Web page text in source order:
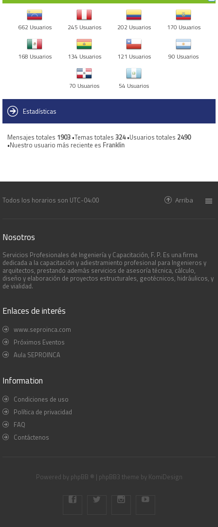
662 Usuarios 245 Usuarios 202 Usuarios 170 Usuarios
168 Usuarios 134 Usuarios 121 Usuarios 90 Usuarios
70 Usuarios 54 Usuarios
Estadísticas
Mensajes totales 1903 •Temas totales 324•Usuarios totales 2490
•Nuestro usuario más reciente es Franklin
Todos los horarios son UTC-04:00 Arriba
Nosotros
Servicios Profesionales de Ingeniería y Capacitación, F. P. Es una firma
dedicada a la capacitación y adiestramiento profesional para Ingenieros y
arquitectos, prestando además servicios de asesoría técnica, cálculo,
diseño y elaboración de proyectos estructurales, geotécnicos, hidráulicos, y
de vialidad.
Enlaces de interés
www.seproinca.com
Próximos Eventos
Aula SEPROINCA
Information
Condiciones de uso
Política de privacidad
FAQ
Contáctenos
Powered by phpBB ® | phpBB3 theme by KomiDesign